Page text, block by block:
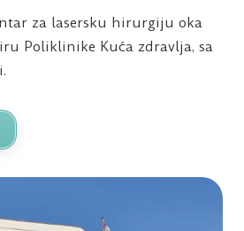
za lasersku hirurgiju oka
Poliklinike Kuća zdravlja, sa